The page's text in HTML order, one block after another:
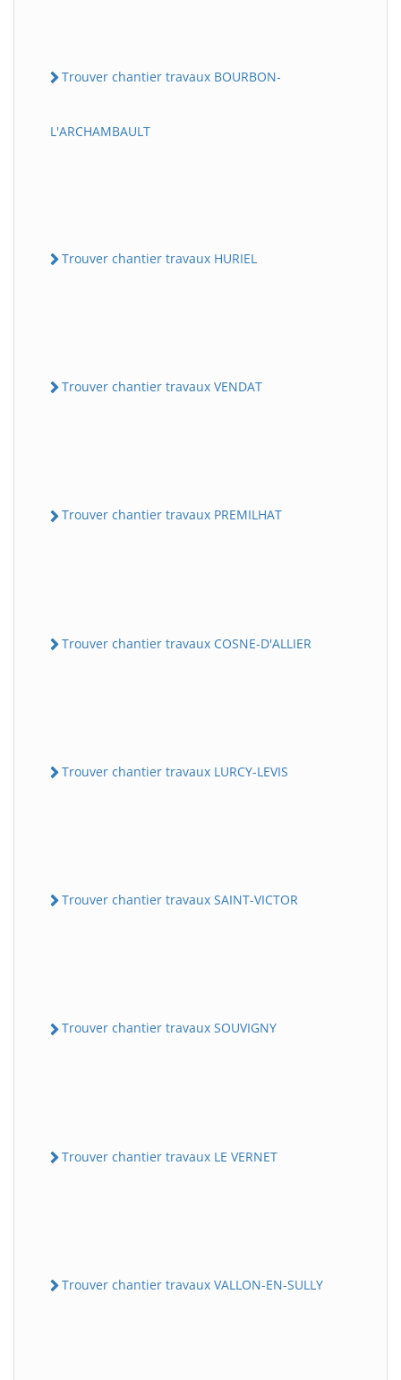
Trouver chantier travaux BOURBON-
L'ARCHAMBAULT
Trouver chantier travaux HURIEL
Trouver chantier travaux VENDAT
Trouver chantier travaux PREMILHAT
Trouver chantier travaux COSNE-D'ALLIER
Trouver chantier travaux LURCY-LEVIS
Trouver chantier travaux SAINT-VICTOR
Trouver chantier travaux SOUVIGNY
Trouver chantier travaux LE VERNET
Trouver chantier travaux VALLON-EN-SULLY